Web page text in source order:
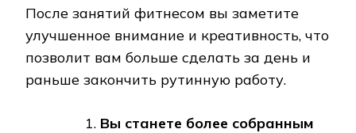
После занятий фитнесом вы заметите
улучшенное внимание и креативность, что
позволит вам больше сделать за день и
раньше закончить рутинную работу.
Вы станете более собранным